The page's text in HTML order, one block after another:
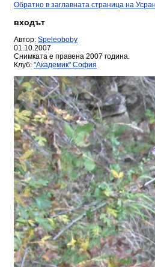
Обратно в заглавната страница на
входът
Автор: Speleoboby
01.10.2007
Снимката е правена 2007 година.
Клуб: "Академик" София